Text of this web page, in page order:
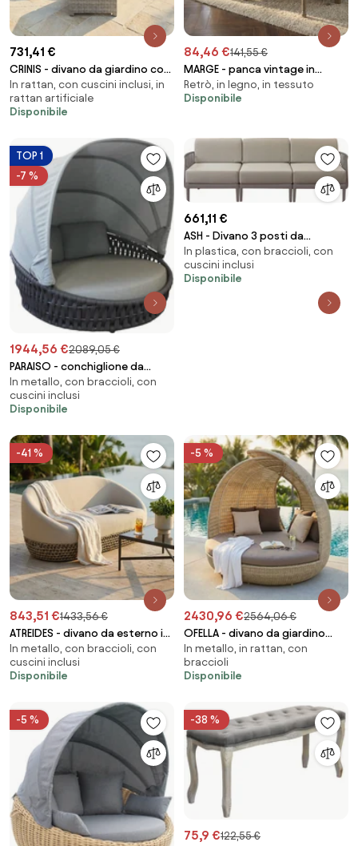
731,41 €
CRINIS - divano da giardino con
pouf completo di cuscino
intreccio in rattan sintetico
In rattan, con cuscini inclusi, in
rattan artificiale
Disponibile
84,46 €141,55 €
MARGE - panca vintage in
velluto
Retrò, in legno, in tessuto
Disponibile
TOP 1
-7 %
1944,56 €2089,05 €
PARAISO - conchiglione da
giardino con cuscini
In metallo, con braccioli, con
cuscini inclusi
Disponibile
661,11 €
ASH - Divano 3 posti da
giardino in polipropilene
In plastica, con braccioli, con
cuscini inclusi
Disponibile
-41 %
843,51 €1433,56 €
ATREIDES - divano da esterno in
alluminio e corda
In metallo, con braccioli, con
cuscini inclusi
Disponibile
-5 %
2430,96 €2564,06 €
OFELLA - divano da giardino
circolare completo di cuscino
intreccio in rattan sintetico
In metallo, in rattan, con
braccioli
Disponibile
-5 % -38 %
75,9 €122,55 €